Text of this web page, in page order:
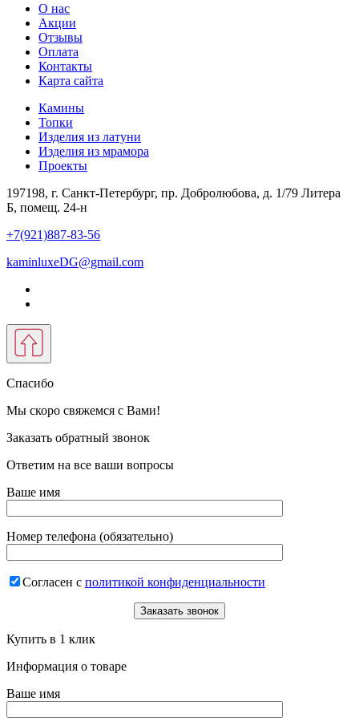
О нас
Акции
Отзывы
Оплата
Контакты
Карта сайта
Камины
Топки
Изделия из латуни
Изделия из мрамора
Проекты
197198, г. Санкт-Петербург, пр. Добролюбова, д. 1/79 Литера
Б, помещ. 24-н
+7(921)887-83-56
kaminluxeDG@gmail.com
Спасибо
Мы скоро свяжемся с Вами!
Заказать обратный звонок
Ответим на все ваши вопросы
Ваше имя
Номер телефона (обязательно)
Согласен с политикой конфиденциальности
Купить в 1 клик
Информация о товаре
Ваше имя